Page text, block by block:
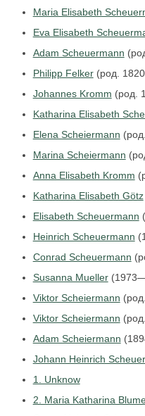
Maria Elisabeth
Eva Elisabeth
Adam Scheuermann
Philipp Felker(род.
Johannes Kromm (род.
Katharina Elisabeth
Elena Scheiermann
Marina Scheiermann
Anna Elisabeth Kromm
Katharina Elisabeth Götz
Elisabeth Scheuermann
Heinrich Scheuermann
Conrad Scheuermann
Susanna Mueller
Viktor Scheiermann
Viktor Scheiermann
Adam Scheiermann
Johann Heinrich
1. Unknow
2. Maria Katharina